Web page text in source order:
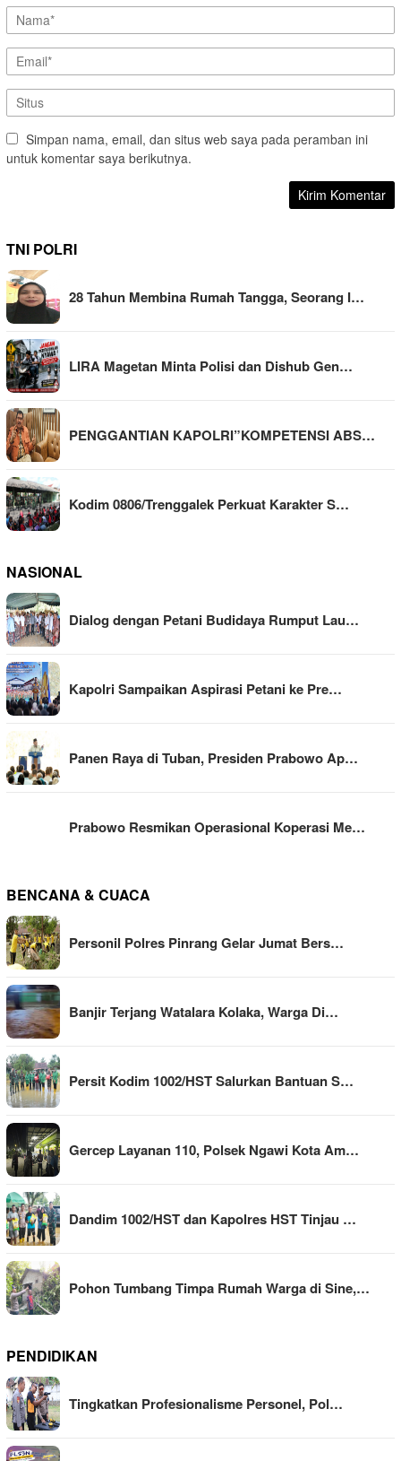
Simpan nama, email, dan situs web saya pada peramban ini
untuk komentar saya berikutnya.
TNI POLRI
28 Tahun Membina Rumah Tangga, Seorang I…
LIRA Magetan Minta Polisi dan Dishub Gen…
PENGGANTIAN KAPOLRI”KOMPETENSI ABS…
Kodim 0806/Trenggalek Perkuat Karakter S…
NASIONAL
Dialog dengan Petani Budidaya Rumput Lau…
Kapolri Sampaikan Aspirasi Petani ke Pre…
Panen Raya di Tuban, Presiden Prabowo Ap…
Prabowo Resmikan Operasional Koperasi Me…
BENCANA & CUACA
Personil Polres Pinrang Gelar Jumat Bers…
Banjir Terjang Watalara Kolaka, Warga Di…
Persit Kodim 1002/HST Salurkan Bantuan S…
Gercep Layanan 110, Polsek Ngawi Kota Am…
Dandim 1002/HST dan Kapolres HST Tinjau …
Pohon Tumbang Timpa Rumah Warga di Sine,…
PENDIDIKAN
Tingkatkan Profesionalisme Personel, Pol…